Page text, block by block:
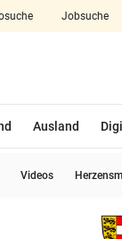
Jobsuche
Ausland
Videos